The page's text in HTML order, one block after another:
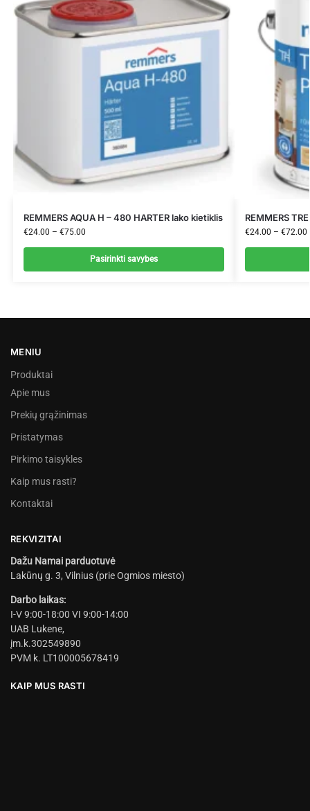
REMMERS AQUA H – 480 HARTER lako kietiklis
€24.00 – €75.00
Pasirinkti savybes
REMMERS
€24.00 – €72.00
MENIU
Produktai
Apie mus
Prekių grąžinimas
Pristatymas
Pirkimo taisykles
Kaip mus rasti?
Kontaktai
REKVIZITAI
Dažu Namai parduotuvė
Lakūnų g. 3, Vilnius (prie Ogmios miesto)
Darbo laikas:
I-V 9:00-18:00 VI 9:00-14:00
UAB Lukene,
įm.k.302549890
PVM k. LT100005678419
KAIP MUS RASTI